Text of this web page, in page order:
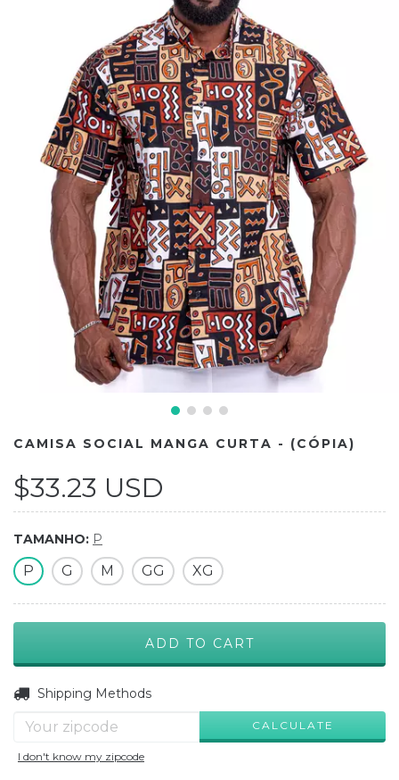
CAMISA SOCIAL MANGA CURTA - (CÓPIA)
$33.23 USD
TAMANHO: P
P G M GG XG
Shipping for zipcode:
Shipping Methods
CALCULATE
I don't know my zipcode